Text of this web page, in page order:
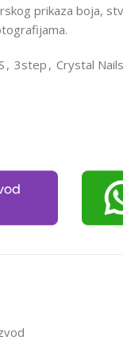
prikaza boja,
, 3step , Crystal Nails